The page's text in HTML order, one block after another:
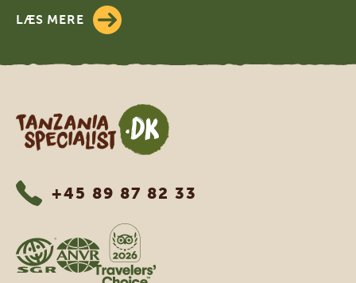
LÆS MERE
Tanzania Specialist
+45 89 87 82 33